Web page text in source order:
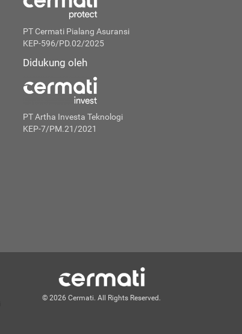
PT Cermati Pialang Asuransi
KEP-596/PD.02/2025
Didukung oleh
PT Artha Investa Teknologi
KEP-7/PM.21/2021
© 2026 Cermati. All Rights Reserved.